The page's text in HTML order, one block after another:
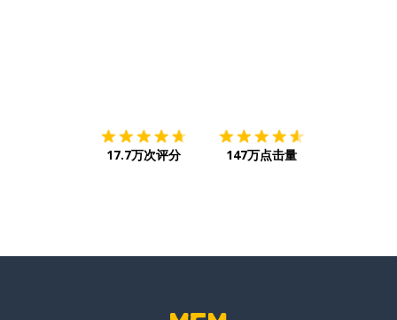
17.7万次评分 147万点击量